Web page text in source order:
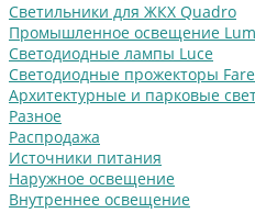
Cветильники для ЖКХ Quadro
Промышленное освещение
Светодиодные лампы Luce
Светодиодные прожекторы
Архитектурные и парковые
Разное
Распродажа
Источники питания
Наружное освещение
Внутреннее освещение